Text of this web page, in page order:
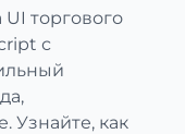
UI торгового
с
Узнайте, как